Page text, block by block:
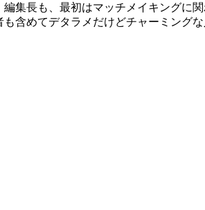
集長も、最初はマッチメイキングに
含めてデタラメだけどチャーミングな